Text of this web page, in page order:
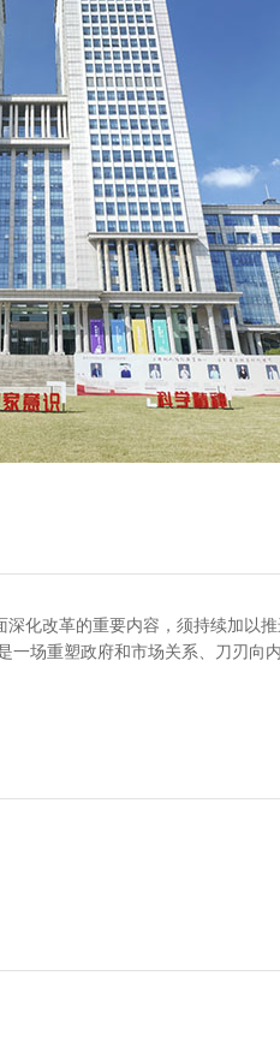
化改革的重要内容，须持续加以
场重塑政府和市场关系、刀刃向